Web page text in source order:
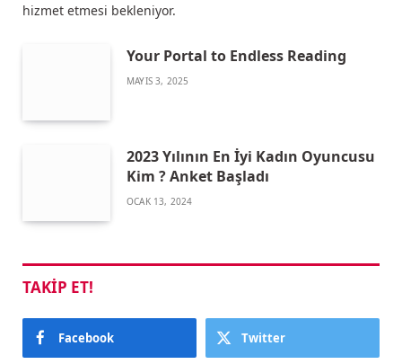
hizmet etmesi bekleniyor.
Your Portal to Endless Reading
MAYIS 3, 2025
2023 Yılının En İyi Kadın Oyuncusu
Kim ? Anket Başladı
OCAK 13, 2024
TAKIP ET!
Facebook Twitter